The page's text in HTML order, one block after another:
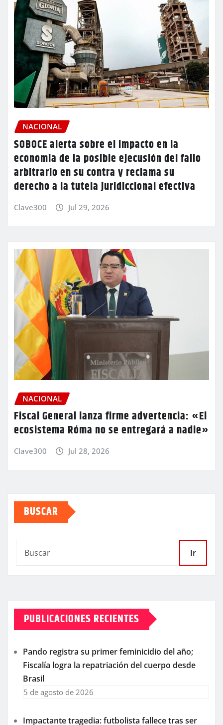
NACIONAL
SOBOCE alerta sobre el impacto en la
economia de la posible ejecusión del fallo
arbitrario en su contra y reclama su
derecho a la tutela juridiccional efectiva
Clave300 Jul 29, 2026
NACIONAL
Fiscal General lanza firme advertencia: «El
ecosistema Róma no se entregará a nadie»
Clave300 Jul 28, 2026
BUSCAR
Ir
PUBLICACIONES RECIENTES
Pando registra su primer feminicidio del año;
Fiscalía logra la repatriación del cuerpo desde
Brasil
5 de agosto de 2026
Impactante tragedia: futbolista fallece tras ser